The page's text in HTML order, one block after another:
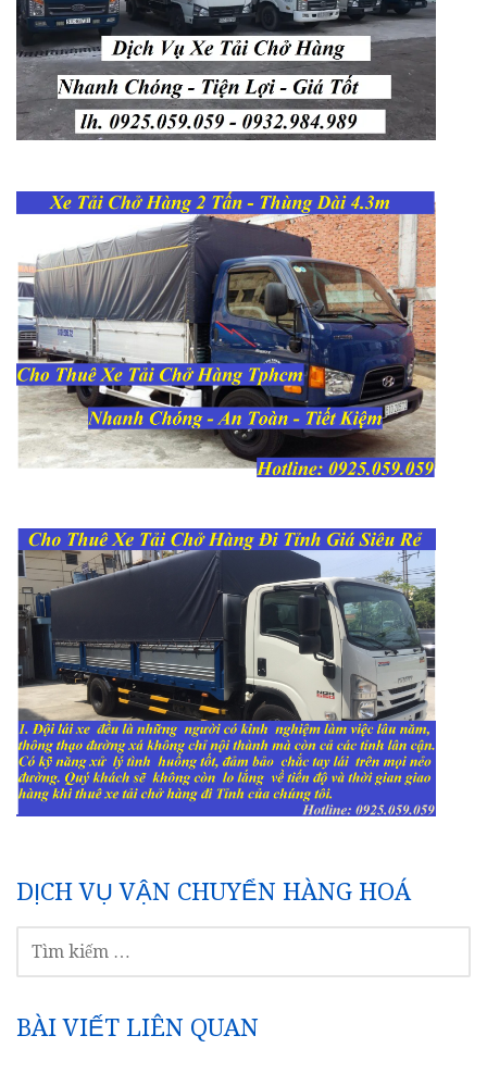
DỊCH VỤ VẬN CHUYỂN HÀNG HOÁ
KIẾM
BÀI VIẾT LIÊN QUAN